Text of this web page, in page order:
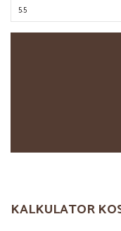
KALKULATOR